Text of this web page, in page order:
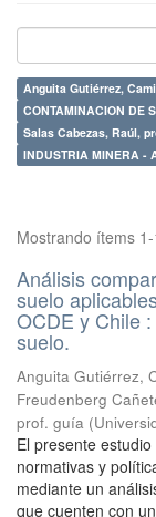
Anguita Gutiérrez,
CONTAMINACION DE
Salas Cabezas, Raúl,
INDUSTRIA MINERA -
Mostrando ítems 1-
Análisis
suelo
OCDE y Chile
suelo.
Anguita Gutiérrez,
Freudenberg
prof. guía (
El presente
normativas y
mediante un
que cuenten con